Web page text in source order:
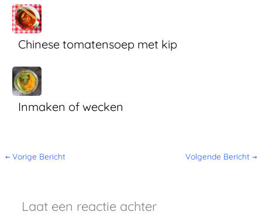
Chinese tomatensoep met kip
Inmaken of wecken
← Vorige Bericht Volgende Bericht →
Laat een reactie achter